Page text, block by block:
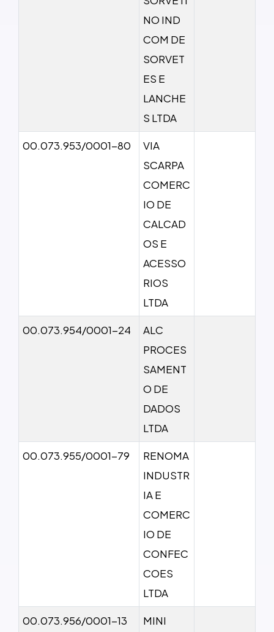
NO IND
COM DE
SORVET
ES E
LANCHE
S LTDA
00.073.953/0001-80
VIA
SCARPA
COMERC
IO DE
CALCAD
OS E
ACESSO
RIOS
LTDA
00.073.954/0001-24
ALC
PROCES
SAMENT
O DE
DADOS
LTDA
00.073.955/0001-79
RENOMA
INDUSTR
IA E
COMERC
IO DE
CONFEC
COES
LTDA
00.073.956/0001-13
MINI